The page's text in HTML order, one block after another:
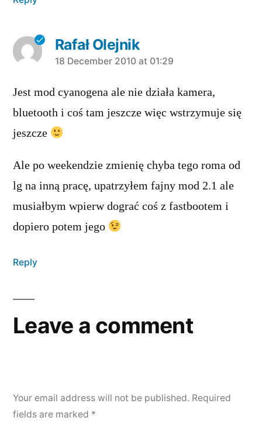
Rafał Olejnik
says:
18 December 2010 at 01:29
Jest mod cyanogena ale nie działa kamera,
bluetooth i coś tam jeszcze więc wstrzymuje się
jeszcze
Ale po weekendzie zmienię chyba tego roma od
lg na inną pracę, upatrzyłem fajny mod 2.1 ale
musiałbym wpierw dograć coś z fastbootem i
dopiero potem jego
Reply
Leave a comment
Your email address will not be published. Required
fields are marked *